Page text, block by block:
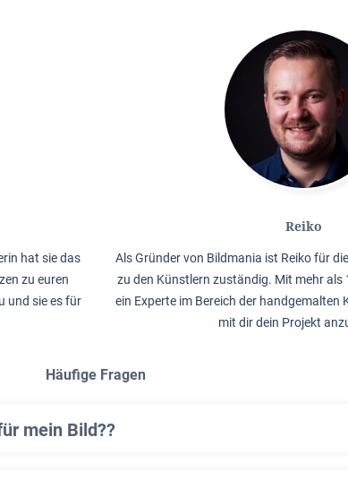
hat sie das
zu euren
und sie es für
Reiko
Als Gründer von Bildmania ist Reiko für
zu den Künstlern zuständig. Mit mehr als
ein Experte im Bereich der handgemalten
mit dir dein Projekt
Häufige Fragen
mein Bild??